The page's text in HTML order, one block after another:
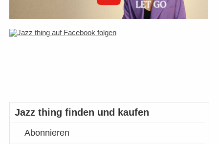
Jazz thing finden und kaufen
Abonnieren